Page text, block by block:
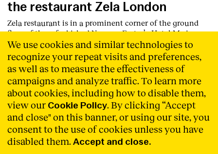
the restaurant Zela London
Zela restaurant is in a prominent corner of the ground
floor of the refurbished Norman Foster’s, Hotel Me in
West End London, with two marvellous arched window
facades. The space is 300 m2, rectangular in floorplan
with a height of 2,90m at its centre and 3,50m at its
perimeter next to the façade. Llegir Més
We use cookies and similar technologies to
recognize your repeat visits and preferences,
as well as to measure the effectiveness of
campaigns and analyze traffic. To learn more
about cookies, including how to disable them,
view our Cookie Policy. By clicking “Accept
and close" on this banner, or using our site, you
consent to the use of cookies unless you have
disabled them. Accept and close.